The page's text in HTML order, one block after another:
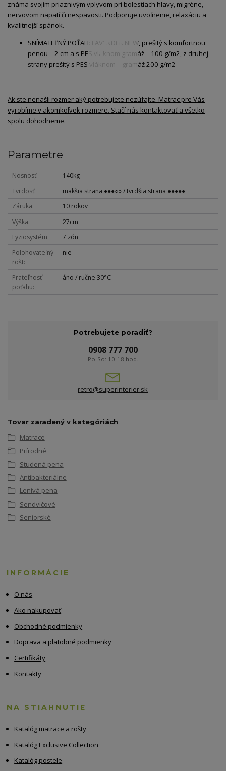
známa svojím priaznivým vplyvom pri bolestiach hlavy, migréne,
nervovom napätí či nespavosti. Podporuje uvoľnenie, relaxáciu a
kvalitnejší spánok.
SNÍMATEĽNÝ POŤAH: LAVENDER NEW, prešitý s komfortnou
penou – 2 cm a s PES vláknom gramáž – 100 g/m2, z druhej
strany prešitý s PES vláknom – gramáž 200 g/m2
Ak ste nenašli rozmer aký potrebujete nezúfajte. Matrac pre Vás
vyrobíme v akomkoľvek rozmere. Stačí nás kontaktovať a všetko
spolu dohodneme.
Parametre
Nosnosť
140kg
Tvrdosť
mäkšia strana ●●●○○ / tvrdšia strana ●●●●●
Záruka
10 rokov
Výška
27cm
Fyziosystém
7 zón
Polohovateľný
rošt
nie
Prateľnosť
poťahu
áno / ručne 30°C
Potrebujete poradiť?
0908 777 700
Po-So: 10-18 hod.
retro@superinterier.sk
Tovar zaradený v kategóriách
Matrace
Prírodné
Studená pena
Antibakteriálne
Lenivá pena
Sendvičové
Seniorské
INFORMÁCIE
O nás
Ako nakupovať
Obchodné podmienky
Doprava a platobné podmienky
Certifikáty
Kontakty
NA STIAHNUTIE
Katalóg matrace a rošty
Katalóg Exclusive Collection
Katalóg postele